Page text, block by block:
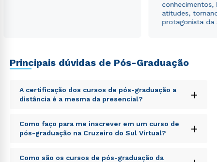
conhecimentos,
atitudes,
protagonista da
Principais dúvidas de Pós-Graduação
A certificação dos cursos de pós-graduação a
distância é a mesma da presencial?
+
Sed ut perspiciatis unde omnis iste natus error sit
voluptatem accusantium doloremque laudantium,
totam rem aperiam, eaque ipsa quae ab illo inventore
explicabo. Nemo enim ipsam voluptatem quia
Como faço para me inscrever em um curso de
pós-graduação na Cruzeiro do Sul Virtual?
+
Sed ut perspiciatis unde omnis iste natus error sit
Como são os cursos de pós-graduação da